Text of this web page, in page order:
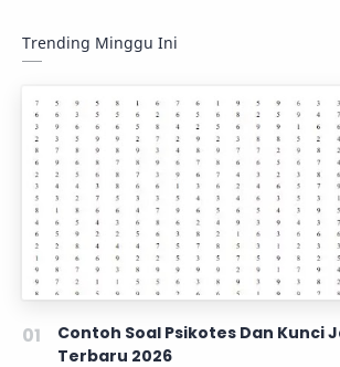
Trending Minggu Ini
Contoh Soal Psikotes Dan Kunci
Terbaru 2026